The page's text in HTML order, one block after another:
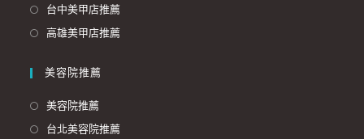
台中美甲店推薦
高雄美甲店推薦
美容院推薦
美容院推薦
台北美容院推薦